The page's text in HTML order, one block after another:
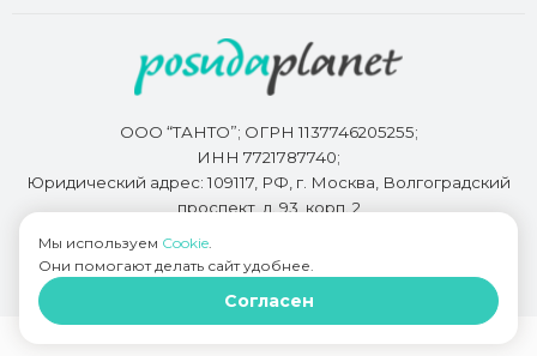
ООО “ТАНТО”; ОГРН 1137746205255;
ИНН 7721787740;
Юридический адрес: 109117, РФ, г. Москва, Волгоградский
проспект, д. 93, корп. 2
Разработкой сайта занимается
Мы используем Cookie.
Они помогают делать сайт удобнее.
Согласен